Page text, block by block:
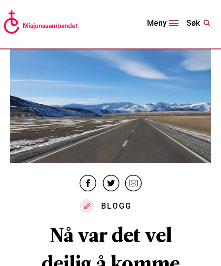
Meny Søk
BLOGG
Nå var det vel